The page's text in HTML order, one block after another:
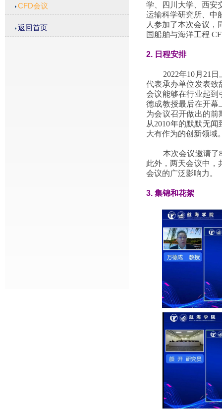
CFD会议
返回首页
学、四川大学、西安
运输科学研究所、中
人参加了本次会议
国船舶与海洋工程
2. 日程安排
2022年10月21
代表承办单位发表致
会议能够在行业起到
德成教授最后在开幕
为会议召开做出的前
从2010年的默默无
大有作为的创新领域
本次会议邀请了
此外，两天会议中，
会议的广泛影响力。
3. 集锦和花絮